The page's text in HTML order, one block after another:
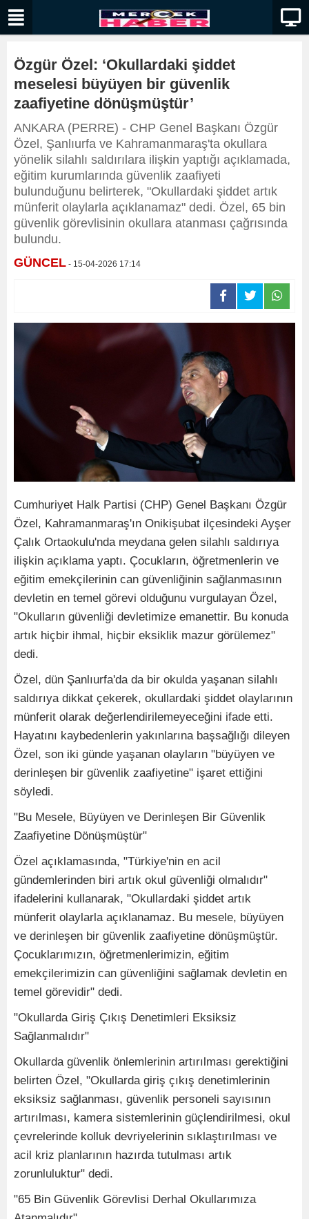
Özgür Özel: ‘Okullardaki şiddet
meselesi büyüyen bir güvenlik
zaafiyetine dönüşmüştür’
ANKARA (PERRE) - CHP Genel Başkanı Özgür
Özel, Şanlıurfa ve Kahramanmaraş'ta okullara
yönelik silahlı saldırılara ilişkin yaptığı açıklamada,
eğitim kurumlarında güvenlik zaafiyeti
bulunduğunu belirterek, "Okullardaki şiddet artık
münferit olaylarla açıklanamaz" dedi. Özel, 65 bin
güvenlik görevlisinin okullara atanması çağrısında
bulundu.
GÜNCEL - 15-04-2026 17:14
Cumhuriyet Halk Partisi (CHP) Genel Başkanı Özgür
Özel, Kahramanmaraş'ın Onikişubat ilçesindeki Ayşer
Çalık Ortaokulu'nda meydana gelen silahlı saldırıya
ilişkin açıklama yaptı. Çocukların, öğretmenlerin ve
eğitim emekçilerinin can güvenliğinin sağlanmasının
devletin en temel görevi olduğunu vurgulayan Özel,
"Okulların güvenliği devletimize emanettir. Bu konuda
artık hiçbir ihmal, hiçbir eksiklik mazur görülemez"
dedi.
Özel, dün Şanlıurfa'da da bir okulda yaşanan silahlı
saldırıya dikkat çekerek, okullardaki şiddet olaylarının
münferit olarak değerlendirilemeyeceğini ifade etti.
Hayatını kaybedenlerin yakınlarına başsağlığı dileyen
Özel, son iki günde yaşanan olayların "büyüyen ve
derinleşen bir güvenlik zaafiyetine" işaret ettiğini
söyledi.
"Bu Mesele, Büyüyen ve Derinleşen Bir Güvenlik
Zaafiyetine Dönüşmüştür"
Özel açıklamasında, "Türkiye'nin en acil
gündemlerinden biri artık okul güvenliği olmalıdır"
ifadelerini kullanarak, "Okullardaki şiddet artık
münferit olaylarla açıklanamaz. Bu mesele, büyüyen
ve derinleşen bir güvenlik zaafiyetine dönüşmüştür.
Çocuklarımızın, öğretmenlerimizin, eğitim
emekçilerimizin can güvenliğini sağlamak devletin en
temel görevidir" dedi.
"Okullarda Giriş Çıkış Denetimleri Eksiksiz
Sağlanmalıdır"
Okullarda güvenlik önlemlerinin artırılması gerektiğini
belirten Özel, "Okullarda giriş çıkış denetimlerinin
eksiksiz sağlanması, güvenlik personeli sayısının
artırılması, kamera sistemlerinin güçlendirilmesi, okul
çevrelerinde kolluk devriyelerinin sıklaştırılması ve
acil kriz planlarının hazırda tutulması artık
zorunluluktur" dedi.
"65 Bin Güvenlik Görevlisi Derhal Okullarımıza